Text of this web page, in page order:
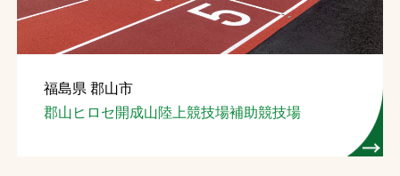
福島県 郡山市
郡山ヒロセ開成山陸上競技場補助競技場